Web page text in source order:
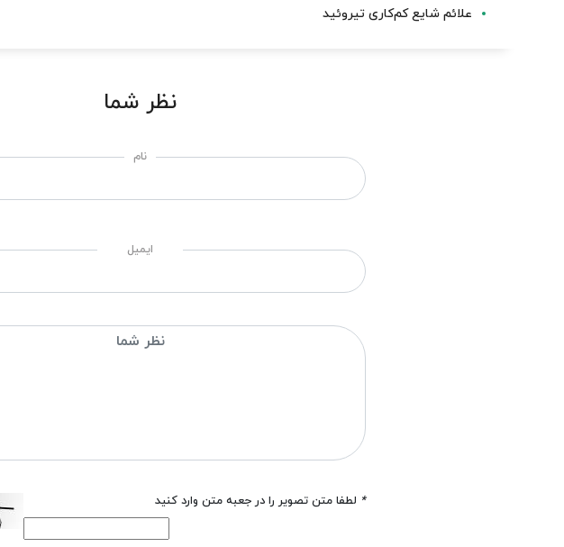
علائم شایع کم‌کاری تیروئید
نظر شما
نام
ایمیل
* لطفا متن تصویر را در جعبه متن وارد کنید